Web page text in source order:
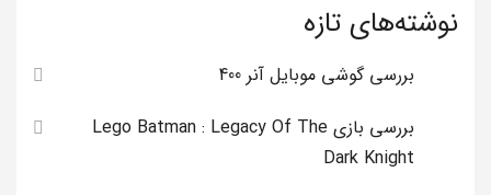
نوشته‌های تازه
بررسی گوشی موبایل آنر 400
بررسی بازی Lego Batman : Legacy Of The
Dark Knight